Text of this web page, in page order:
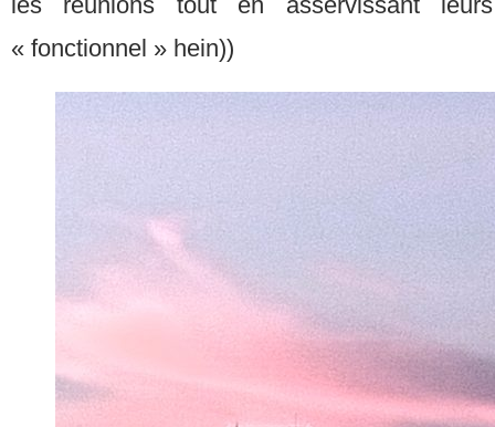
« fonctionnel » hein))